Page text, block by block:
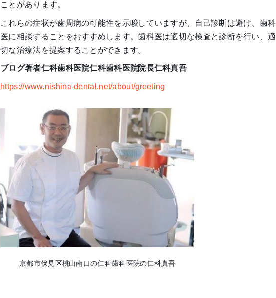
ことがあります。
これらの症状が歯周病の可能性を示唆していますが、自己診断は避け、歯科
医に相談することをおすすめします。歯科医は適切な検査と診断を行い、適
切な治療法を提案することができます。
ブログ著者仁科歯科医院仁科歯科医院院長仁科真吾
https://www.nishina-dental.net/about/greeting
京都市伏見区桃山南口の仁科歯科医院の仁科真吾